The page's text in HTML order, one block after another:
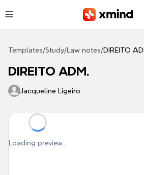
Templates/Study/ Law notes/DIREITO
DIREITO ADM.
Jacqueline Ligeiro
Loading preview...